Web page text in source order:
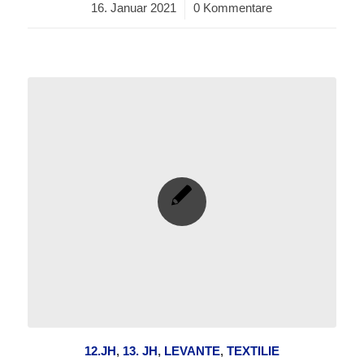
16. Januar 2021
/ 0 Kommentare
12.JH, 13. JH, LEVANTE, TEXTILIE